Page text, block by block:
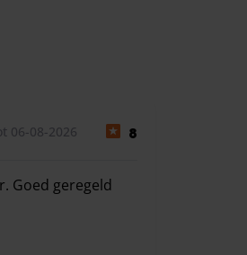
06-08-2026 8
Goed geregeld